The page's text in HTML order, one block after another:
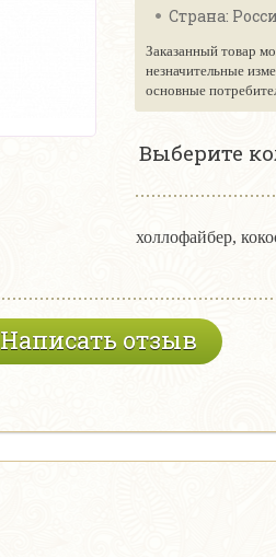
Страна:
Заказанный товар
незначительные
основные
Выберите
холлофайбер,
Написать отзыв